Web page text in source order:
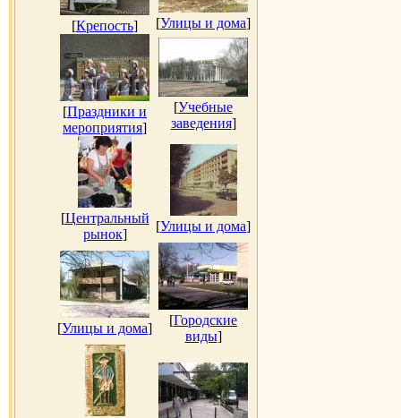
[Крепость] [Улицы и дома]
[Праздники и
мероприятия]
[Учебные
заведения]
[Центральный
рынок]
[Улицы и дома]
[Улицы и дома]
[Городские
виды]